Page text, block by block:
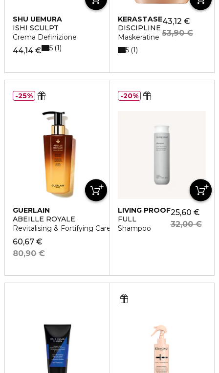
SHU UEMURA
ISHI SCULPT
Crema Definizione
44,14 € 5 1
KERASTASE
DISCIPLINE
Maskeratine
43,12 €
53,90 €
5 1
GUERLAIN
ABEILLE ROYALE
Revitalising & Fortifying Care Shampoo
60,67 €
80,90 €
25%
LIVING PROOF
FULL
Shampoo
25,60 €
32,00 €
20%